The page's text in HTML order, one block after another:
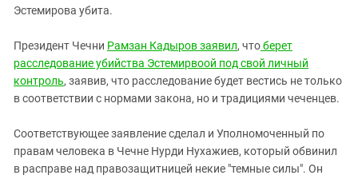
Эстемирова убита.
Президент Чечни Рамзан Кадыров заявил, чтоберет
расследование убийства Эстемирвоой под свой личный
контроль, заявив, что расследование будет вестись не только
в соответствии с нормами закона, но и традициями чеченцев.
Соответствующее заявление сделал и Уполномоченный по
правам человека в Чечне Нурди Нухажиев, который обвинил
в расправе над правозащитницей некие "темные силы". Он